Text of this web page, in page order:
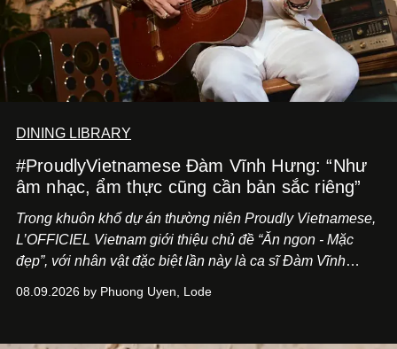
DINING LIBRARY
#ProudlyVietnamese Đàm Vĩnh Hưng: “Như
âm nhạc, ẩm thực cũng cần bản sắc riêng”
Trong khuôn khổ dự án thường niên Proudly Vietnamese,
L’OFFICIEL Vietnam giới thiệu chủ đề “Ăn ngon - Mặc
đẹp”, với nhân vật đặc biệt lần này là ca sĩ Đàm Vĩnh
Cà Phê Cà Pháo mang dấu ấn Indochine hoài niệm, thu
08.09.2026 by Phuong Uyen, Lode